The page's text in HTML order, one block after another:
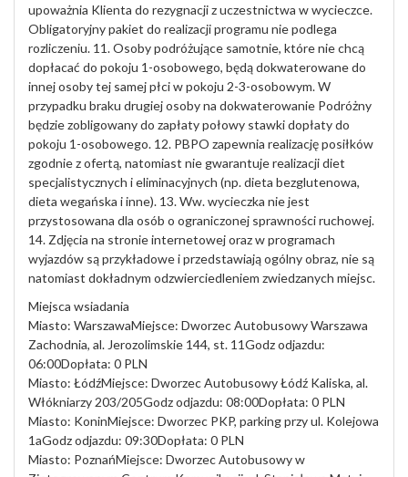
upoważnia Klienta do rezygnacji z uczestnictwa w wycieczce.
Obligatoryjny pakiet do realizacji programu nie podlega
rozliczeniu. 11. Osoby podróżujące samotnie, które nie chcą
dopłacać do pokoju 1-osobowego, będą dokwaterowane do
innej osoby tej samej płci w pokoju 2-3-osobowym. W
przypadku braku drugiej osoby na dokwaterowanie Podróżny
będzie zobligowany do zapłaty połowy stawki dopłaty do
pokoju 1-osobowego. 12. PBPO zapewnia realizację posiłków
zgodnie z ofertą, natomiast nie gwarantuje realizacji diet
specjalistycznych i eliminacyjnych (np. dieta bezglutenowa,
dieta wegańska i inne). 13. Ww. wycieczka nie jest
przystosowana dla osób o ograniczonej sprawności ruchowej.
14. Zdjęcia na stronie internetowej oraz w programach
wyjazdów są przykładowe i przedstawiają ogólny obraz, nie są
natomiast dokładnym odzwierciedleniem zwiedzanych miejsc.
Miejsca wsiadania
Miasto: WarszawaMiejsce: Dworzec Autobusowy Warszawa
Zachodnia, al. Jerozolimskie 144, st. 11Godz odjazdu:
06:00Dopłata: 0 PLN
Miasto: ŁódźMiejsce: Dworzec Autobusowy Łódź Kaliska, al.
Włókniarzy 203/205Godz odjazdu: 08:00Dopłata: 0 PLN
Miasto: KoninMiejsce: Dworzec PKP, parking przy ul. Kolejowa
1aGodz odjazdu: 09:30Dopłata: 0 PLN
Miasto: PoznańMiejsce: Dworzec Autobusowy w